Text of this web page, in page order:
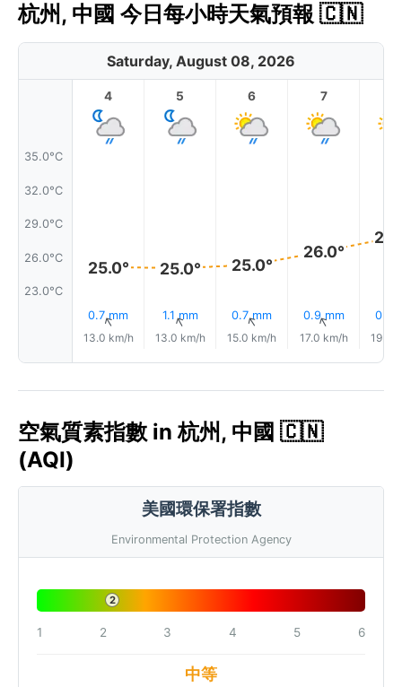
杭州, 中國 今日每小時天氣預報 🇨🇳
Saturday, August 08, 2026
35.0°C
32.0°C
29.0°C
26.0°C
23.0°C
4
25.0°
0.7 mm
↑
13.0 km/h
5
25.0°
1.1 mm
↑
13.0 km/h
6
25.0°
0.7 mm
↑
15.0 km/h
7
26.0°
0.9 mm
↑
17.0 km/h
0.9
19.0
空氣質素指數 in 杭州, 中國 🇨🇳
(AQI)
美國環保署指數
Environmental Protection Agency
2
1 2 3 4 5 6
中等